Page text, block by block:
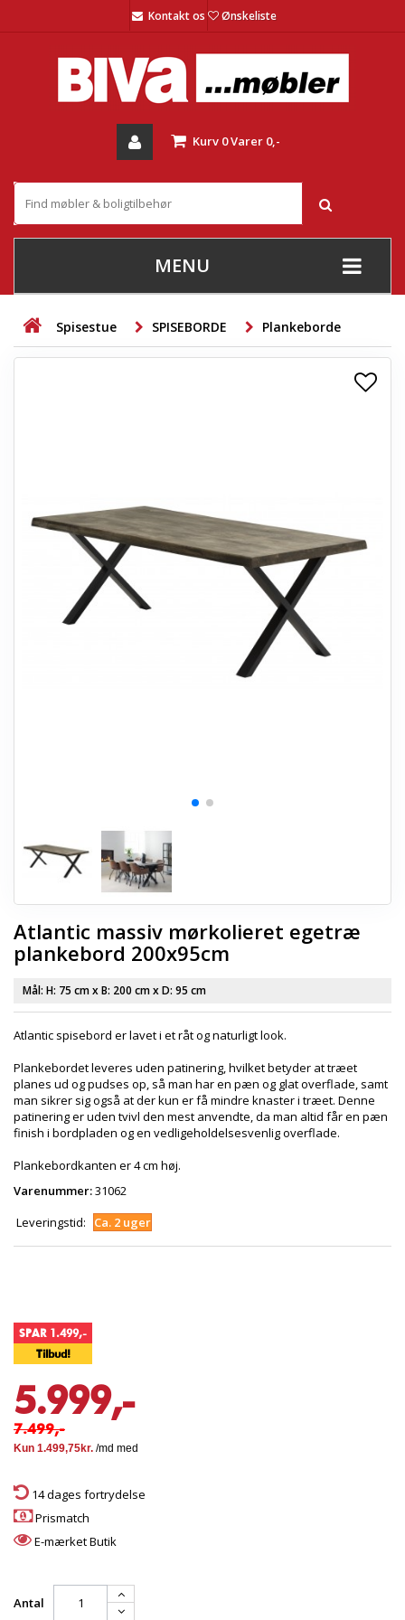
Kontakt os Ønskeliste
Kurv 0Varer 0,-
MENU
+
STUE
+
OPBEVARING
HAVEMØBLER
Spisestue SPISEBORDE Plankeborde
Atlantic massiv mørkolieret egetræ
plankebord 200x95cm
Mål: H: 75 cmx B: 200 cmx D: 95 cm
Atlantic spisebord er lavet i et råt og naturligt look.
Plankebordet leveres uden patinering, hvilket betyder at træet
planes ud og pudses op, så man har en pæn og glat overflade, samt
man sikrer sig også at der kun er få mindre knaster i træet. Denne
patinering er uden tvivl den mest anvendte, da man altid får en pæn
finish i bordpladen og en vedligeholdelsesvenlig overflade.
Plankebordkanten er 4 cm høj.
Varenummer:31062
Leveringstid:
Ca. 2 uger
SPAR 1.499,-
Tilbud!
5.999,-
7.499,-
14 dages fortrydelse
Prismatch
E-mærket Butik
Antal